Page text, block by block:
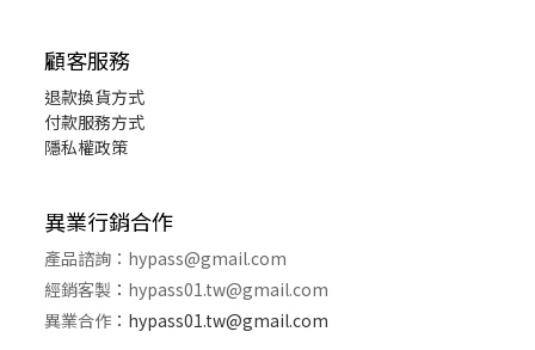
顧客服務
退款換貨方式
付款服務方式
隱私權政策
異業行銷合作
產品諮詢： hypass@gmail.com
經銷客製 ： hypass01.tw@gmail.com
異業合作 ： hypass01.tw@gmail.com